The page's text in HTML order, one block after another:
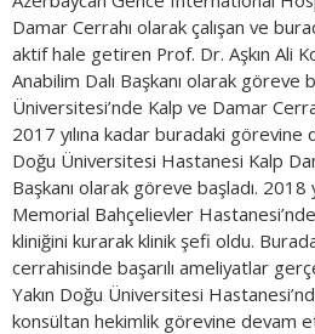
Damar Cerrahı olarak çalışan ve
aktif hale getiren Prof. Dr. Aşkın Ali
Anabilim Dalı Başkanı olarak göreve
Üniversitesi’nde Kalp ve Damar
2017 yılına kadar buradaki görevine
Doğu Üniversitesi Hastanesi Kalp
Başkanı olarak göreve başladı. 2018
Memorial Bahçelievler
kliniğini kurarak klinik şefi oldu.
cerrahisinde başarılı ameliyatlar
Yakın Doğu Üniversitesi
konsültan hekimlik görevine devam